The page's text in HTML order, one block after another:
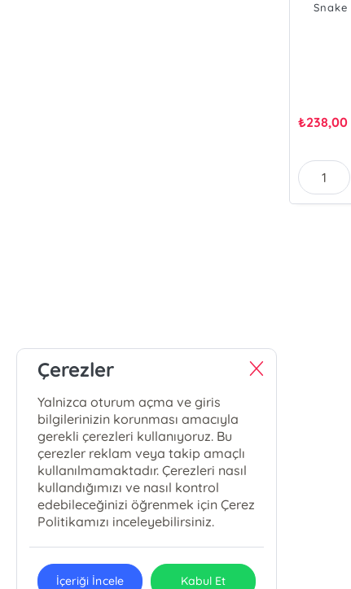
Snake
₺238,00
Çerezler
Yalnizca oturum açma ve giris
bilgilerinizin korunması amacıyla
gerekli çerezleri kullanıyoruz. Bu
çerezler reklam veya takip amaçlı
kullanılmamaktadır. Çerezleri nasıl
kullandığımızı ve nasıl kontrol
edebileceğinizi öğrenmek için Çerez
Politikamızı inceleyebilirsiniz.
İçeriği İncele Kabul Et